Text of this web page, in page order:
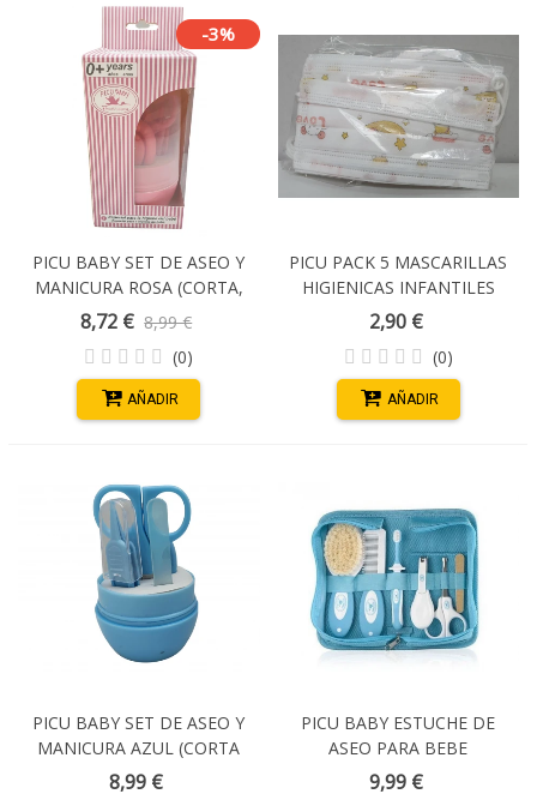
-3%
PICU BABY SET DE ASEO Y
MANICURA ROSA (CORTA,
UÑAS, TIJERAS, LIMA,
PINZAS BEBE)
8,72 € 8,99 €
(0)
AÑADIR
PICU PACK 5 MASCARILLAS
HIGIENICAS INFANTILES
2,90 €
(0)
AÑADIR
PICU BABY SET DE ASEO Y
MANICURA AZUL (CORTA
UÑAS, TIJERAS, LIMA,
8,99 €
PICU BABY ESTUCHE DE
ASEO PARA BEBE
9,99 €